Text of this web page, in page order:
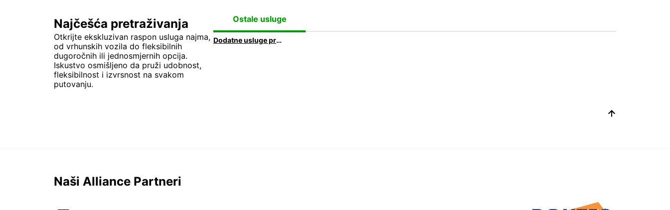
Najčešća pretraživanja
Otkrijte ekskluzivan raspon usluga najma,
od vrhunskih vozila do fleksibilnih
dugoročnih ili jednosmjernih opcija.
Iskustvo osmišljeno da pruži udobnost,
fleksibilnost i izvrsnost na svakom
putovanju.
Ostale usluge
Dodatne usluge pri najmu vozila
Naši Alliance Partneri